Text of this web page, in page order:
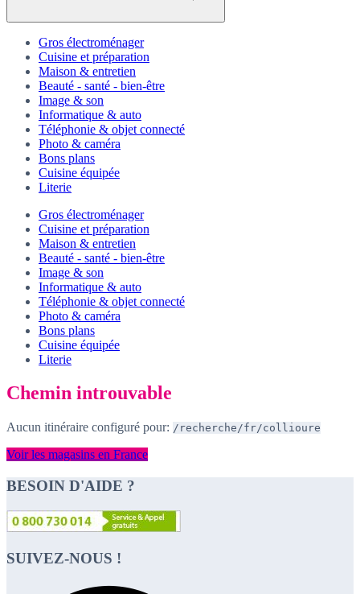
Gros électroménager
Cuisine et préparation
Maison & entretien
Beauté - santé - bien-être
Image & son
Informatique & auto
Téléphonie & objet connecté
Photo & caméra
Bons plans
Cuisine équipée
Literie
Gros électroménager
Cuisine et préparation
Maison & entretien
Beauté - santé - bien-être
Image & son
Informatique & auto
Téléphonie & objet connecté
Photo & caméra
Bons plans
Cuisine équipée
Literie
Chemin introuvable
Aucun itinéraire configuré pour: /recherche/fr/collioure
Voir les magasins en France
BESOIN D'AIDE ?
SUIVEZ-NOUS !